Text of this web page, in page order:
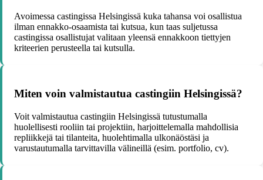
Avoimessa castingissa Helsingissä kuka tahansa voi osallistua
ilman ennakko-osaamista tai kutsua, kun taas suljetussa
castingissa osallistujat valitaan yleensä ennakkoon tiettyjen
kriteerien perusteella tai kutsulla.
Miten voin valmistautua castingiin Helsingissä?
Voit valmistautua castingiin Helsingissä tutustumalla
huolellisesti rooliin tai projektiin, harjoittelemalla mahdollisia
repliikkejä tai tilanteita, huolehtimalla ulkonäöstäsi ja
varustautumalla tarvittavilla välineillä (esim. portfolio, cv).